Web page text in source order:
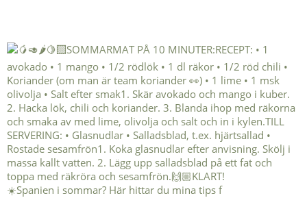
☀️Spanien i sommar? Här hittar du mina tips f